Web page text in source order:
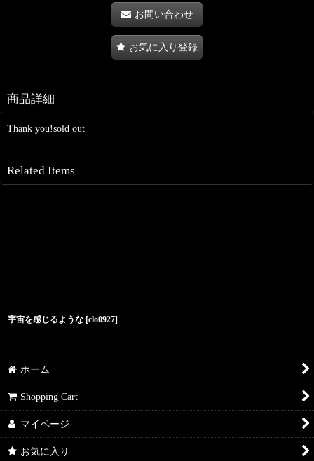
お問い合わせ
お気に入り登録
商品詳細
Thank you!sold out
Related Items
宇宙を感じるような [clo0927]
ホーム
Shopping Cart
マイページ
お気に入り